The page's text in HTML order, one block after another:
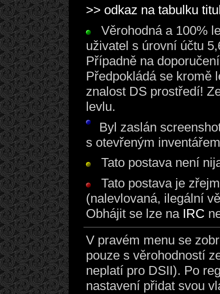
>> odkaz na tabulku
Věrohodná a 100%
uživatel s úrovní účtu
Případně na
Předpokládá se kromě
znalost DS prostředí!
levlu.
Byl zaslán
s otevřeným
Tato postava není
Tato postava je
(nalevlovaná, ilegální
Obhájit se lze na IRC
V pravém menu se
pouze s věrohodností
neplatí pro DSII). Po
nastavení přidat svou